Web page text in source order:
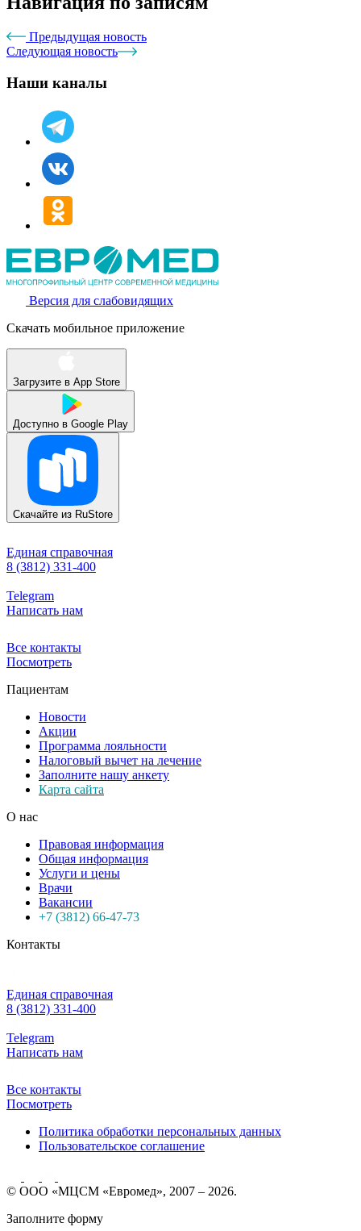
Предыдущая новость
Следующая новость
Наши каналы
Версия для слабовидящих
Скачать мобильное приложение
Загрузите в App Store
Доступно в Google Play
Скачайте из RuStore
Единая справочная
8 (3812) 331-400
Telegram
Написать нам
Все контакты
Посмотреть
Пациентам
Новости
Акции
Программа лояльности
Налоговый вычет на лечение
Заполните нашу анкету
Карта сайта
О нас
Правовая информация
Общая информация
Услуги и цены
Врачи
Вакансии
+7 (3812) 66-47-73
Контакты
Единая справочная
8 (3812) 331-400
Telegram
Написать нам
Все контакты
Посмотреть
Политика обработки персональных данных
Пользовательское соглашение
© ООО «МЦСМ «Евромед», 2007 – 2026.
Заполните форму